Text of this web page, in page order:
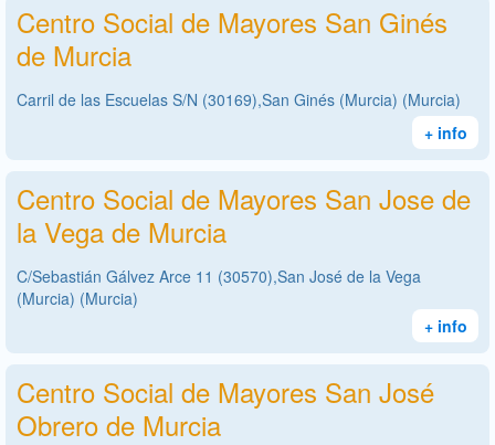
Centro Social de Mayores San Ginés
de Murcia
Carril de las Escuelas S/N (30169),San Ginés (Murcia) (Murcia)
+ info
Centro Social de Mayores San Jose de
la Vega de Murcia
C/Sebastián Gálvez Arce 11 (30570),San José de la Vega
(Murcia) (Murcia)
+ info
Centro Social de Mayores San José
Obrero de Murcia